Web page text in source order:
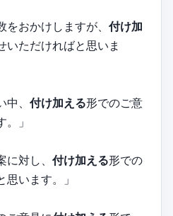
おかけしますが、 付け加
いただければと思いま
、 付け加える形でのご意
」
対し、 付け加える形での
います。」